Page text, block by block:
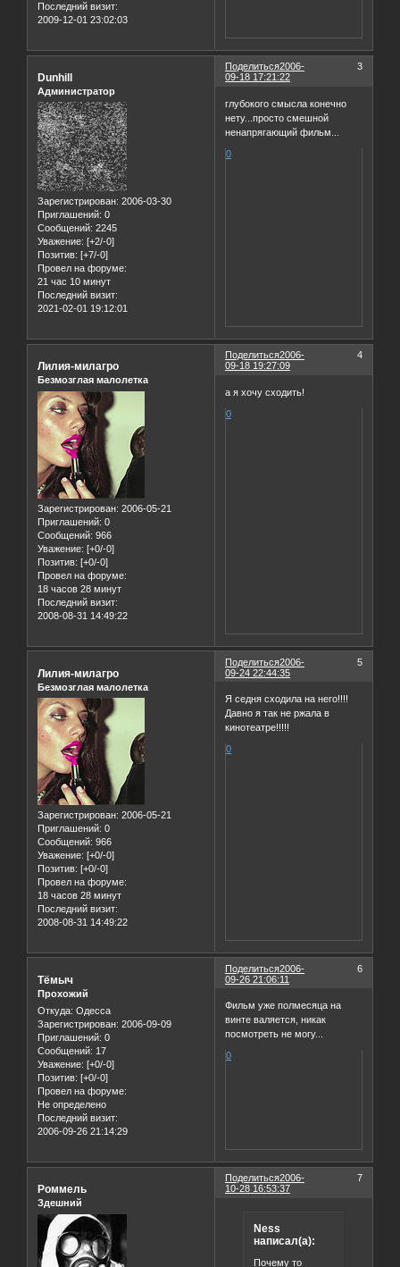
Последний визит:
2009-12-01 23:02:03
Поделиться 3
2006-
09-18 17:21:22
Dunhill
Администратор
Зарегистрирован: 2006-03-30
Приглашений: 0
Сообщений: 2245
Уважение: [+2/-0]
Позитив: [+7/-0]
Провел на форуме:
21 час 10 минут
Последний визит:
2021-02-01 19:12:01
глубокого смысла конечно
нету...просто смешной
ненапрягающий фильм...
0
Поделиться 4
2006-
09-18 19:27:09
Лилия-милагро
Безмозглая малолетка
Зарегистрирован: 2006-05-21
Приглашений: 0
Сообщений: 966
Уважение: [+0/-0]
Позитив: [+0/-0]
Провел на форуме:
18 часов 28 минут
Последний визит:
2008-08-31 14:49:22
а я хочу сходить!
0
Поделиться 5
2006-
09-24 22:44:35
Лилия-милагро
Безмозглая малолетка
Зарегистрирован: 2006-05-21
Приглашений: 0
Сообщений: 966
Уважение: [+0/-0]
Позитив: [+0/-0]
Провел на форуме:
18 часов 28 минут
Последний визит:
2008-08-31 14:49:22
Я седня сходила на него!!!!
Давно я так не ржала в
кинотеатре!!!!!
0
Поделиться 6
2006-
09-26 21:06:11
Тёмыч
Прохожий
Откуда: Одесса
Зарегистрирован: 2006-09-09
Приглашений: 0
Сообщений: 17
Уважение: [+0/-0]
Позитив: [+0/-0]
Провел на форуме:
Не определено
Последний визит:
2006-09-26 21:14:29
Фильм уже полмесяца на
винте валяется, никак
посмотреть не могу...
0
Поделиться 7
2006-
10-28 16:53:37
Роммель
Здешний
Ness
написал(а):
Почему то